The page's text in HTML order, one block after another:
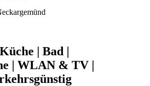
| Bad |
| WLAN & TV |